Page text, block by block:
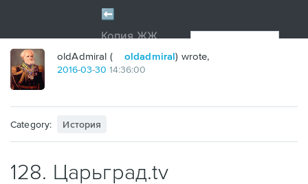
oldAdmiral ( oldadmiral) wrote,
2016-03-30 14:36:00
Category: История
128. Царьград.tv